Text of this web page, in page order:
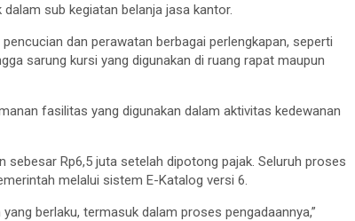
sub kegiatan belanja jasa kantor.
dan perawatan berbagai perlengkapan, seperti
sarung kursi yang digunakan di ruang rapat maupun
fasilitas yang digunakan dalam aktivitas kedewanan
sebesar Rp6,5 juta setelah dipotong pajak. Seluruh proses
melalui sistem E-Katalog versi 6.
berlaku, termasuk dalam proses pengadaannya,”